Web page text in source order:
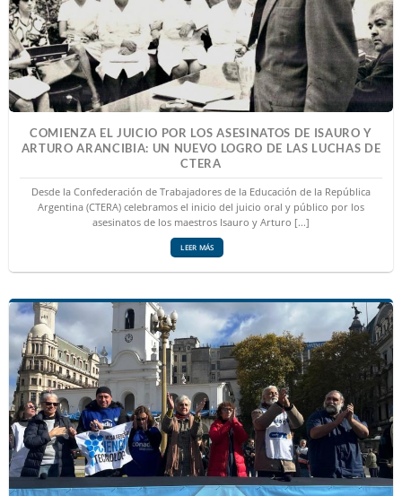
COMIENZA EL JUICIO POR LOS ASESINATOS DE ISAURO Y
ARTURO ARANCIBIA: UN NUEVO LOGRO DE LAS LUCHAS DE
CTERA
Desde la Confederación de Trabajadores de la Educación de la República
Argentina (CTERA) celebramos el inicio del juicio oral y público por los
asesinatos de los maestros Isauro y Arturo [...]
LEER MÁS